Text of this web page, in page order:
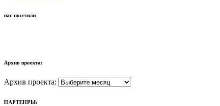
нас посетили
Архив проекта:
Архив проекта:
ПАРТЕНРЫ: